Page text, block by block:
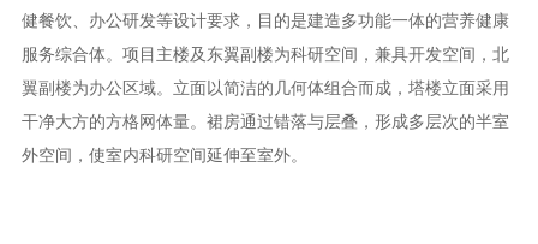
健餐饮、办公研发等设计要求，目的是建造多功能一体的营养健康
服务综合体。项目主楼及东翼副楼为科研空间，兼具开发空间，北
翼副楼为办公区域。立面以简洁的几何体组合而成，塔楼立面采用
干净大方的方格网体量。裙房通过错落与层叠，形成多层次的半室
外空间，使室内科研空间延伸至室外。